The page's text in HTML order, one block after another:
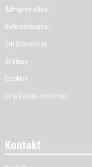
Allmänna villkor
Referenskunder
Om Grossist.se
Sitemap
Cookies
Dina Cookie-prefenser
Kontakt